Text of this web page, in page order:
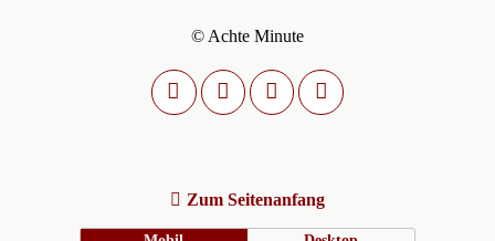
© Achte Minute
Zum Seitenanfang